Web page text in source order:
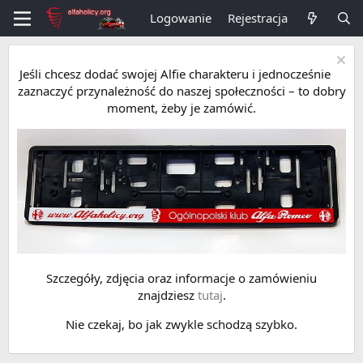
Logowanie Rejestracja
Jeśli chcesz dodać swojej Alfie charakteru i jednocześnie
zaznaczyć przynależność do naszej społeczności – to dobry
moment, żeby je zamówić.
Szczegóły, zdjęcia oraz informacje o zamówieniu
znajdziesz tutaj.
Nie czekaj, bo jak zwykle schodzą szybko.